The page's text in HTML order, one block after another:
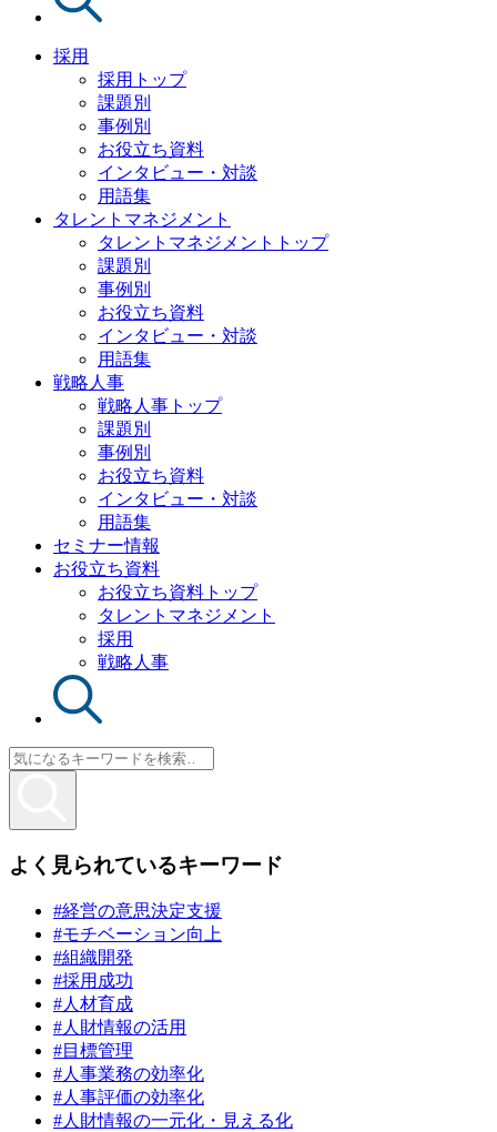
採用
採用トップ
課題別
事例別
お役立ち資料
インタビュー・対談
用語集
タレントマネジメント
タレントマネジメントトップ
課題別
事例別
お役立ち資料
インタビュー・対談
用語集
戦略人事
戦略人事トップ
課題別
事例別
お役立ち資料
インタビュー・対談
用語集
セミナー情報
お役立ち資料
お役立ち資料トップ
タレントマネジメント
採用
戦略人事
よく見られているキーワード
#経営の意思決定支援
#モチベーション向上
#組織開発
#採用成功
#人材育成
#人財情報の活用
#目標管理
#人事業務の効率化
#人事評価の効率化
#人財情報の一元化・見える化